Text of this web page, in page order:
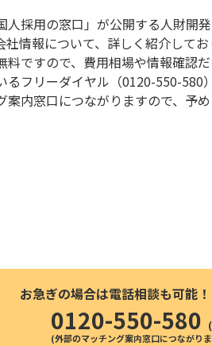
バー
行政書士事務所
送り出し機関
採用の窓口」が公開する人財開
情報について、詳しく紹介して
ですので、費用相場や情報確認
フリーダイヤル（0120-550-580
内窓口につながりますので、予め
お急ぎの場合は電話相談も可能！
0120-550-580